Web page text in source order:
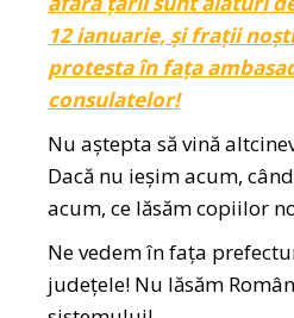
12 ianuarie, și frații
protesta în fața
consulatelor!
Nu aștepta să vină
Dacă nu ieșim acum,
acum, ce lăsăm copiilor
Ne vedem în fața
județele! Nu lăsăm